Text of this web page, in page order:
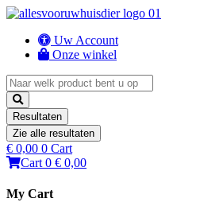
Uw Account
Onze winkel
Search
...
Resultaten
Zie alle resultaten
€ 0,00 0 Cart
Cart 0 € 0,00
My Cart